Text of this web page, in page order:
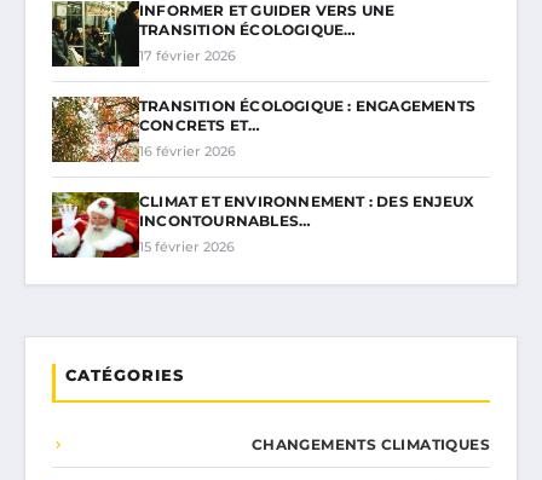
INFORMER ET GUIDER VERS UNE
TRANSITION ÉCOLOGIQUE…
17 février 2026
TRANSITION ÉCOLOGIQUE : ENGAGEMENTS
CONCRETS ET…
16 février 2026
CLIMAT ET ENVIRONNEMENT : DES ENJEUX
INCONTOURNABLES…
15 février 2026
CATÉGORIES
CHANGEMENTS CLIMATIQUES